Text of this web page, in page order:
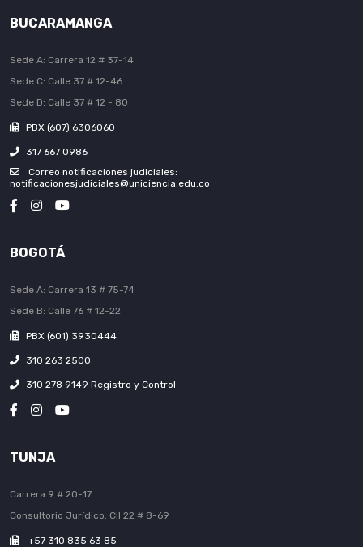
BUCARAMANGA
Sede A: Carrera 12 # 37-14
Sede C: Calle 37 # 12-46
Sede D: Calle 37 # 12 - 80
PBX (607) 6306060
317 667 0986
Correo notificaciones judiciales:
notificacionesjudiciales@uniciencia.edu.co
BOGOTÁ
Sede A: Carrera 13 # 75-74
Sede B: Calle 76 # 12-22
PBX (601) 3930444
310 263 2500
310 278 9149 Registro y Control
TUNJA
Carrera 9 # 20-17
Consultorio Jurídico: Cll 22 # 8-69
+57 310 835 63 85